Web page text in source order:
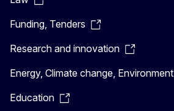
Funding, Tenders
Research and innovation
Energy, Climate change, Environment
Education